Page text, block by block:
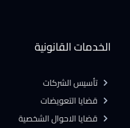
الخدمات القانونية
تأسيس الشركات
قضايا التعويضات
قضايا الاحوال الشخصية